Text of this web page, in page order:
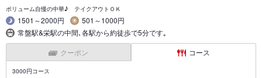
ボリューム自慢の中華♪ テイクアウトＯＫ
1501～2000円
501～1000円
常盤駅&栄駅の中間､各駅から約徒歩で5分です｡
クーポン コース
3000円コース